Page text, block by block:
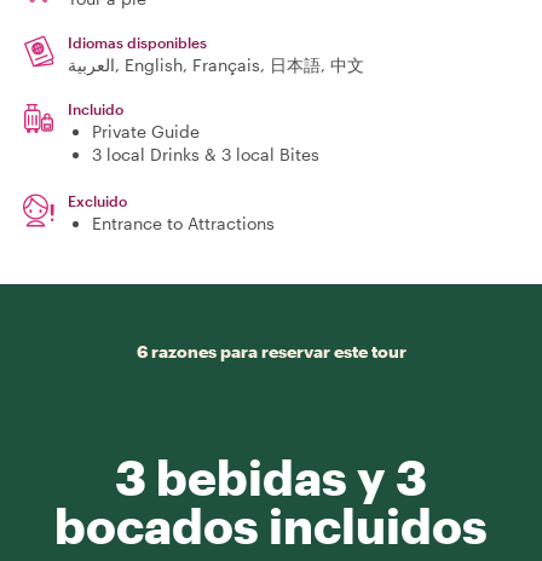
Idiomas disponibles
العربية, English, Français, 日本語, 中文
Incluido
Private Guide
3 local Drinks & 3 local Bites
Excluido
Entrance to Attractions
6 razones para reservar este tour
3 bebidas y 3
bocados incluidos